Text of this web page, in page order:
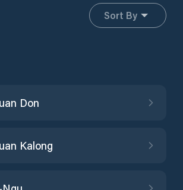
Sort By
Don
Kalong